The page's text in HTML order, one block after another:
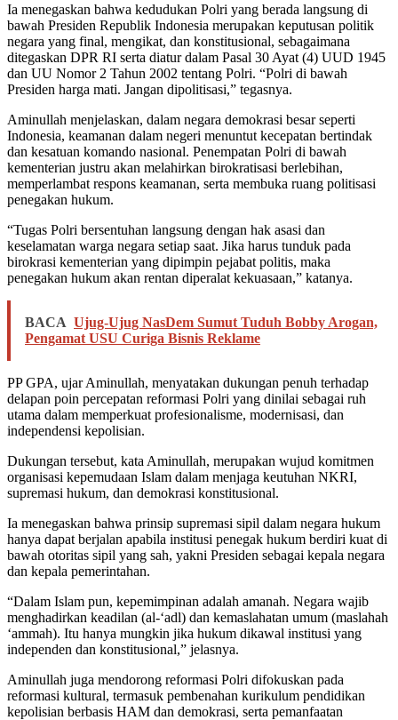
Ia menegaskan bahwa kedudukan Polri yang berada langsung di
bawah Presiden Republik Indonesia merupakan keputusan politik
negara yang final, mengikat, dan konstitusional, sebagaimana
ditegaskan DPR RI serta diatur dalam Pasal 30 Ayat (4) UUD 1945
dan UU Nomor 2 Tahun 2002 tentang Polri. “Polri di bawah
Presiden harga mati. Jangan dipolitisasi,” tegasnya.
Aminullah menjelaskan, dalam negara demokrasi besar seperti
Indonesia, keamanan dalam negeri menuntut kecepatan bertindak
dan kesatuan komando nasional. Penempatan Polri di bawah
kementerian justru akan melahirkan birokratisasi berlebihan,
memperlambat respons keamanan, serta membuka ruang politisasi
penegakan hukum.
“Tugas Polri bersentuhan langsung dengan hak asasi dan
keselamatan warga negara setiap saat. Jika harus tunduk pada
birokrasi kementerian yang dipimpin pejabat politis, maka
penegakan hukum akan rentan diperalat kekuasaan,” katanya.
BACA Ujug-Ujug NasDem Sumut Tuduh Bobby Arogan,
Pengamat USU Curiga Bisnis Reklame
PP GPA, ujar Aminullah, menyatakan dukungan penuh terhadap
delapan poin percepatan reformasi Polri yang dinilai sebagai ruh
utama dalam memperkuat profesionalisme, modernisasi, dan
independensi kepolisian.
Dukungan tersebut, kata Aminullah, merupakan wujud komitmen
organisasi kepemudaan Islam dalam menjaga keutuhan NKRI,
supremasi hukum, dan demokrasi konstitusional.
Ia menegaskan bahwa prinsip supremasi sipil dalam negara hukum
hanya dapat berjalan apabila institusi penegak hukum berdiri kuat di
bawah otoritas sipil yang sah, yakni Presiden sebagai kepala negara
dan kepala pemerintahan.
“Dalam Islam pun, kepemimpinan adalah amanah. Negara wajib
menghadirkan keadilan (al-‘adl) dan kemaslahatan umum (maslahah
‘ammah). Itu hanya mungkin jika hukum dikawal institusi yang
independen dan konstitusional,” jelasnya.
Aminullah juga mendorong reformasi Polri difokuskan pada
reformasi kultural, termasuk pembenahan kurikulum pendidikan
kepolisian berbasis HAM dan demokrasi, serta pemanfaatan